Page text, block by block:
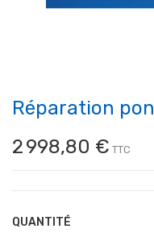
Réparation
2 998,80 € TTC
QUANTITÉ